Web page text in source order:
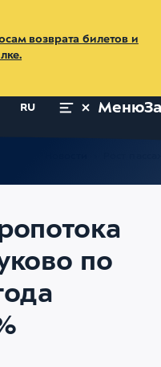
возврата билетов и
RU Меню
по